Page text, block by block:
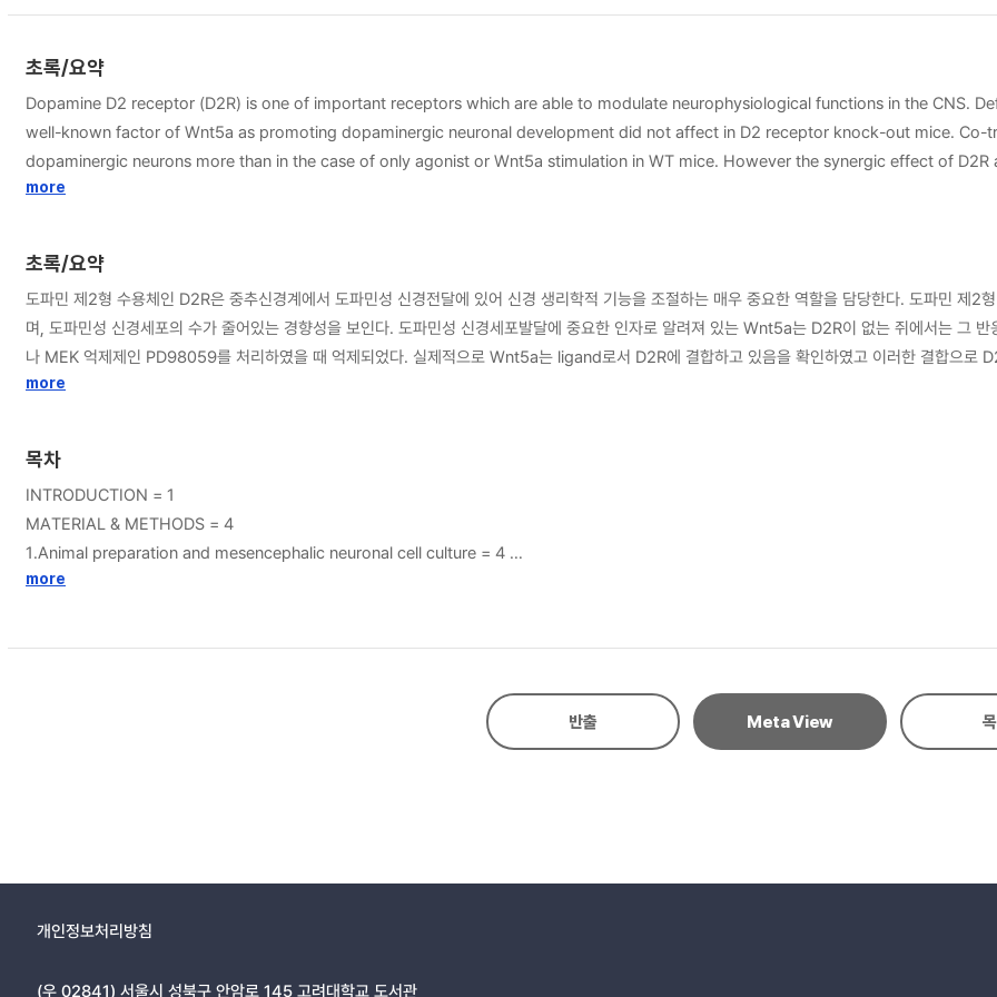
초록/요약
Dopamine D2 receptor (D2R) is one of important receptors which are able to modulate neurophysiological functions in the CNS.
well-known factor of Wnt5a as promoting dopaminergic neuronal development did not affect in D2 receptor knock-out mice. Co-
dopaminergic neurons more than in the case of only agonist or Wnt5a stimulation in WT mice. However the synergic effect of
blocked by PD98059 (MAPK inhibitor) and haloperidol (D2R antagonist). Indeed, the result of immunoprecipitation of D2R and
LY294002 (PI3K inhibitor), and haloperidol. These findings suggest that the interaction between D2R and Wnt5a is a crucial role in
more
초록/요약
도파민 제2형 수용체인 D2R은 중추신경계에서 도파민성 신경전달에 있어 신경 생리학적 기능을 조절하는 매우 중요한 역할을 담당한다. 도파민 제2
며, 도파민성 신경세포의 수가 줄어있는 경향성을 보인다. 도파민성 신경세포발달에 중요한 인자로 알려져 있는 Wnt5a는 D2R이 없는 쥐에서는 그
나 MEK 억제제인 PD98059를 처리하였을 때 억제되었다. 실제적으로 Wnt5a는 ligand로서 D2R에 결합하고 있음을 확인하였고 이러한 결합으로
해 ERK를 활성화시켜 도파민성 신경세포의 발달을 유도하고 있음을 제시한다.
more
목차
INTRODUCTION = 1
MATERIAL & METHODS = 4
1.Animal preparation and mesencephalic neuronal cell culture = 4
2.Immunocytochemistry = 5
4.Effect of Dvl3 expression knockdown in D2R-mediated ERK signaling by Wnt5a in dopaminergic mesencephalic neuronal culture
DISCUSSION = 27
more
반출 Meta View
개인정보처리방침
(우 02841) 서울시 성북구 안암로 145 고려대학교 도서관